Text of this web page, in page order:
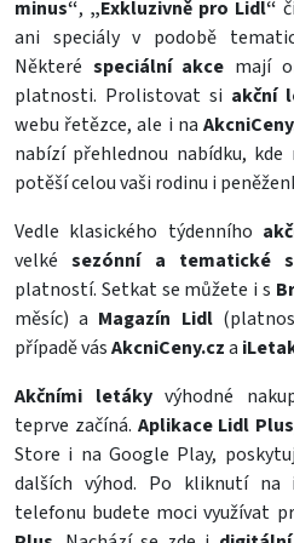
minus“, „Exkluzivně pro Lidl“ či
ani speciály v podobě
Některé speciální akce mají
platnosti. Prolistovat si akční
webu řetězce, ale i na
nabízí přehlednou nabídku,
potěší celou vaši rodinu i
Vedle klasického týdenního
velkésezónní a tematické
platností. Setkat se můžete i s
měsíc) a Magazín Lidl
případě vásAkcniCeny.cza
Akčními letákyvýhodné
teprve začíná. Aplikace Lidl Plus
Store i na Google Play,
dalších výhod. Po kliknutí na
telefonu budete moci využívat